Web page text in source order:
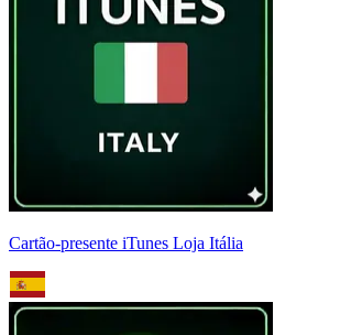
Cartão-presente iTunes Loja Itália